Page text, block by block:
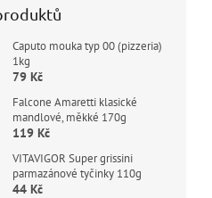
Caputo mouka typ 00 (pizzeria)
1kg
79 Kč
Falcone Amaretti klasické
mandlové, měkké 170g
119 Kč
VITAVIGOR Super grissini
parmazánové tyčinky 110g
44 Kč